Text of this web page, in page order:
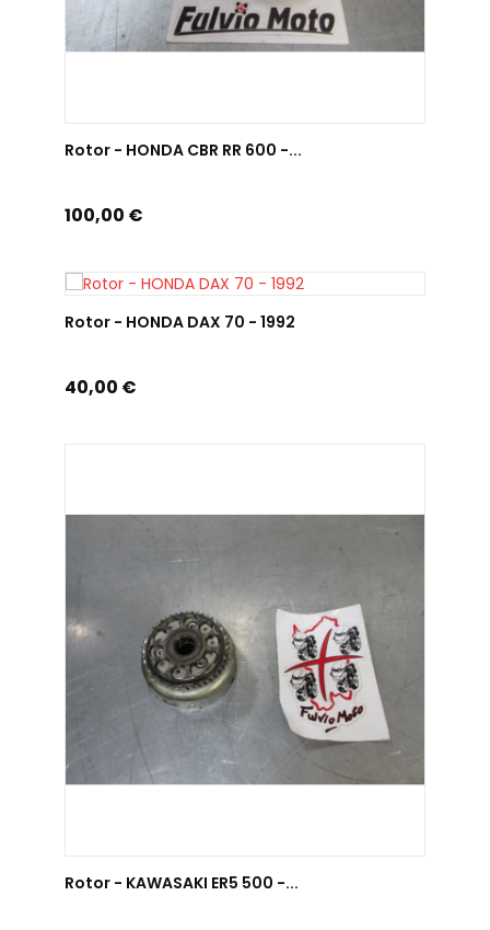
Rotor - HONDA CBR RR 600 -...
Prix
100,00 €
Rotor - HONDA DAX 70 - 1992
Prix
40,00 €
Rotor - KAWASAKI ER5 500 -...